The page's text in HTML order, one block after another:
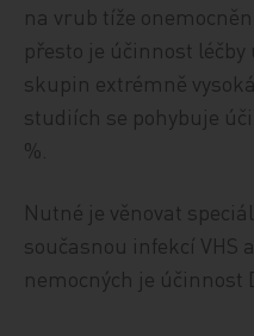
na vrub tíže
přesto je účinnost léčby
skupin extrémně
studiích se pohybuje
%.
Nutné je věnovat
současnou infekcí VHS
nemocných je účinnost